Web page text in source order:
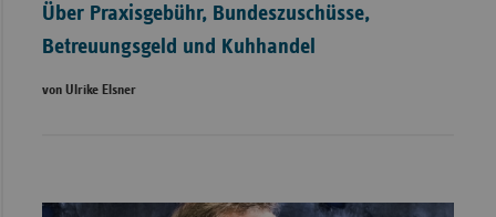
Über Praxisgebühr, Bundeszuschüsse,
Betreuungsgeld und Kuhhandel
von Ulrike Elsner